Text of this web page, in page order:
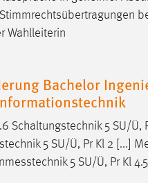
Wahlleiterin
Bachelor
Schaltungstechnik 5 SU/Ü,
5 SU/Ü, Pr Kl 2 [...]
5 SU/Ü, Pr Kl
chat-frame-style-
chat-frame-